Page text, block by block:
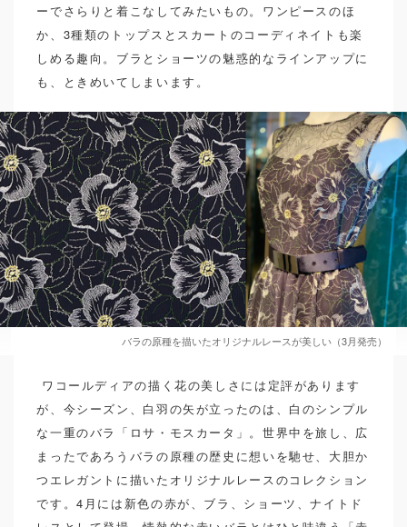
ーでさらりと着こなしてみたいもの。ワンピースのほ
か、3種類のトップスとスカートのコーディネイトも楽
しめる趣向。ブラとショーツの魅惑的なラインアップに
も、ときめいてしまいます。
バラの原種を描いたオリジナルレースが美しい（3月発売）
ワコールディアの描く花の美しさには定評があります
が、今シーズン、白羽の矢が立ったのは、白のシンプル
な一重のバラ「ロサ・モスカータ」。世界中を旅し、広
まったであろうバラの原種の歴史に想いを馳せ、大胆か
つエレガントに描いたオリジナルレースのコレクション
です。4月には新色の赤が、ブラ、ショーツ、ナイトド